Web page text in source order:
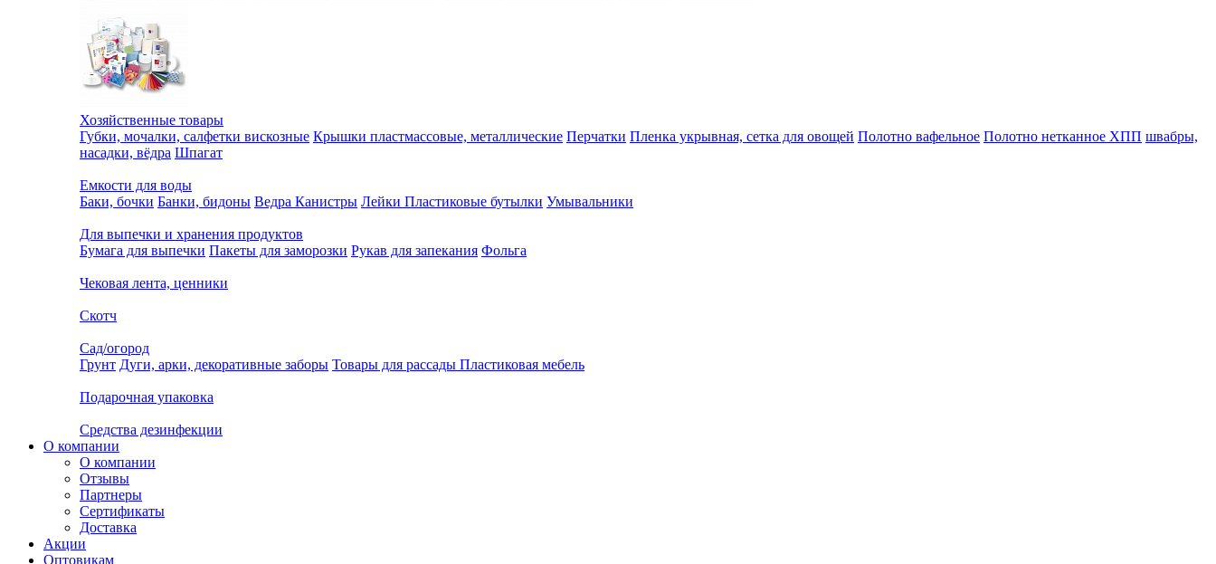
Хозяйственные товары
Губки, мочалки, салфетки вискозные Крышки пластмассовые, металлические Перчатки Пленка укрывная, сетка для овощей Полотно вафельное Полотно нетканное ХПП швабры,
насадки, вёдра Шпагат
Емкости для воды
Баки, бочки Банки, бидоны Ведра Канистры Лейки Пластиковые бутылки Умывальники
Для выпечки и хранения продуктов
Бумага для выпечки Пакеты для заморозки Рукав для запекания Фольга
Чековая лента, ценники
Скотч
Сад/огород
Грунт Дуги, арки, декоративные заборы Товары для рассады Пластиковая мебель
Подарочная упаковка
Средства дезинфекции
О компании
О компании
Отзывы
Партнеры
Сертификаты
Доставка
Акции
Оптовикам